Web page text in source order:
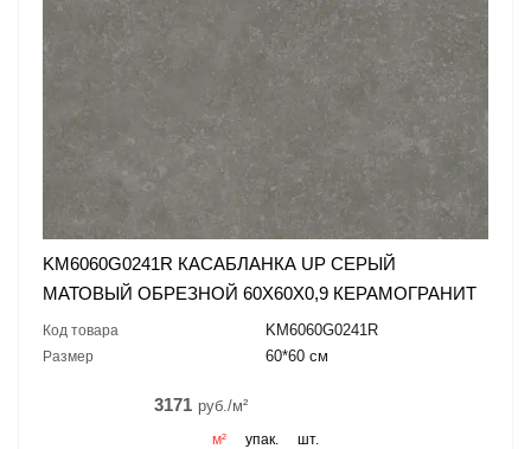
KM6060G0241R КАСАБЛАНКА UP СЕРЫЙ
МАТОВЫЙ ОБРЕЗНОЙ 60X60X0,9 КЕРАМОГРАНИТ
Код товара KM6060G0241R
Размер 60*60 см
3171 руб./м²
м² упак. шт.